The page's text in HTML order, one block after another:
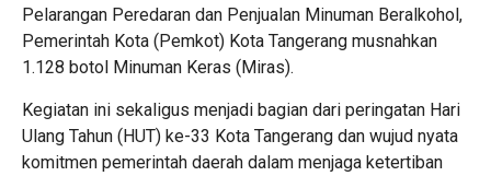
Pelarangan Peredaran dan Penjualan Minuman Beralkohol,
Pemerintah Kota (Pemkot) Kota Tangerang musnahkan
1.128 botol Minuman Keras (Miras).
Kegiatan ini sekaligus menjadi bagian dari peringatan Hari
Ulang Tahun (HUT) ke-33 Kota Tangerang dan wujud nyata
komitmen pemerintah daerah dalam menjaga ketertiban